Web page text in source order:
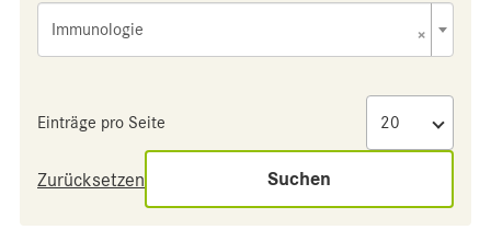
×
Immunologie
Einträge pro Seite
Zurücksetzen Suchen